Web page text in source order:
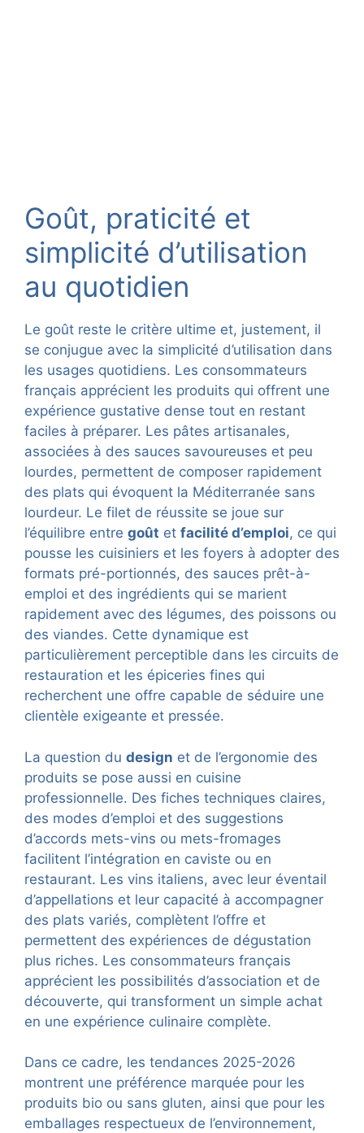
Goût, praticité et
simplicité d’utilisation
au quotidien
Le goût reste le critère ultime et, justement, il
se conjugue avec la simplicité d’utilisation dans
les usages quotidiens. Les consommateurs
français apprécient les produits qui offrent une
expérience gustative dense tout en restant
faciles à préparer. Les pâtes artisanales,
associées à des sauces savoureuses et peu
lourdes, permettent de composer rapidement
des plats qui évoquent la Méditerranée sans
lourdeur. Le filet de réussite se joue sur
l’équilibre entre goût et facilité d’emploi, ce qui
pousse les cuisiniers et les foyers à adopter des
formats pré-portionnés, des sauces prêt-à-
emploi et des ingrédients qui se marient
rapidement avec des légumes, des poissons ou
des viandes. Cette dynamique est
particulièrement perceptible dans les circuits de
restauration et les épiceries fines qui
recherchent une offre capable de séduire une
clientèle exigeante et pressée.
La question du design et de l’ergonomie des
produits se pose aussi en cuisine
professionnelle. Des fiches techniques claires,
des modes d’emploi et des suggestions
d’accords mets-vins ou mets-fromages
facilitent l’intégration en caviste ou en
restaurant. Les vins italiens, avec leur éventail
d’appellations et leur capacité à accompagner
des plats variés, complètent l’offre et
permettent des expériences de dégustation
plus riches. Les consommateurs français
apprécient les possibilités d’association et de
découverte, qui transforment un simple achat
en une expérience culinaire complète.
Dans ce cadre, les tendances 2025-2026
montrent une préférence marquée pour les
produits bio ou sans gluten, ainsi que pour les
emballages respectueux de l’environnement,